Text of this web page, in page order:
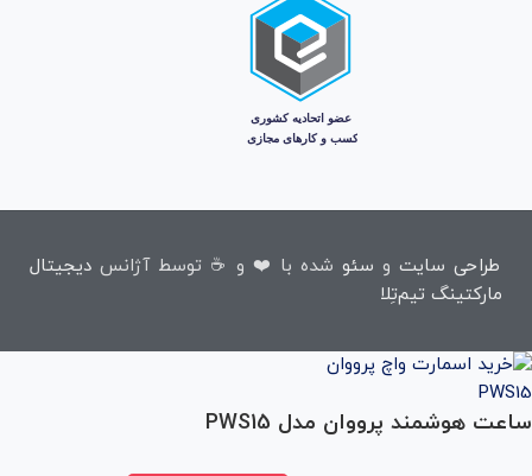
طراحی سایتو سئو شده با ❤️ و ☕ توسط آژانس دیجیتال
مارکتینگ تیم‌تِلا
ساعت هوشمند پرووان مدل PWS15